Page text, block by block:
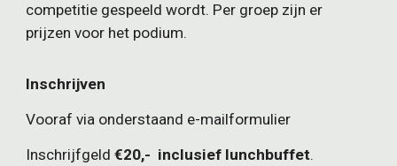
competitie gespeeld wordt. Per groep zijn er
prijzen voor het podium.
Inschrijven
Vooraf via onderstaand e-mailformulier
Inschrijfgeld€20,- inclusief lunchbuffet.